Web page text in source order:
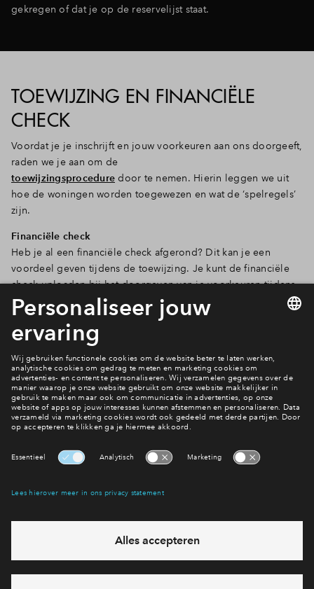
gekregen of dat je op de reservelijst staat.
TOEWIJZING EN FINANCIËLE
CHECK
Voordat je je inschrijft en jouw voorkeuren aan ons doorgeeft,
raden we je aan om de
toewijzingsprocedure door te nemen. Hierin leggen we uit
hoe de woningen worden toegewezen en wat de ‘spelregels’
zijn.
Financiële check
Heb je al een financiële check afgerond? Dit kan je een
voordeel geven tijdens de toewijzing. Je kunt de financiële
check uploaden bij het doorgeven van je voorkeuren tijdens
de inschrijfperiode.
Alles over de financiële check
Ik wil wonen in Weideblik fase 1
Naar woningaanbod
eventuele projecten
Ja, ik wil mij aanmelden